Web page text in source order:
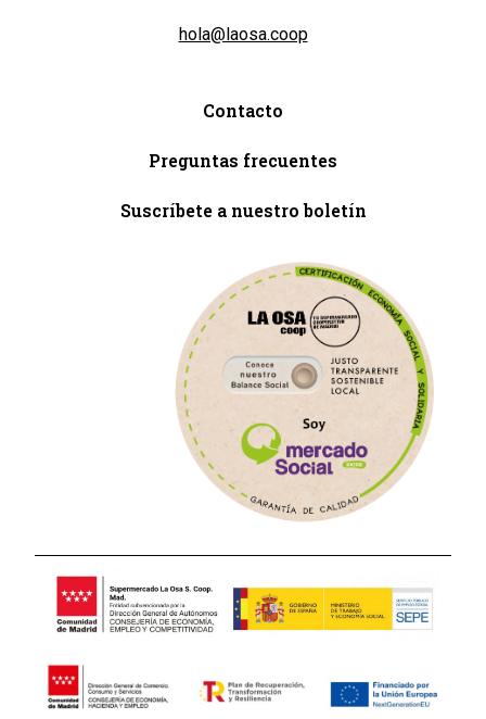
hola@laosa.coop
Contacto
Preguntas frecuentes
Suscríbete a nuestro boletín